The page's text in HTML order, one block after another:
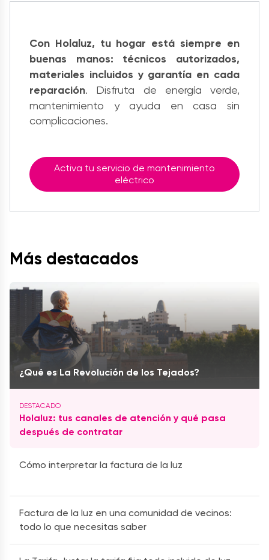
Con Holaluz, tu hogar está siempre en
buenas manos: técnicos autorizados,
materiales incluidos y garantía en cada
reparación. Disfruta de energía verde,
mantenimiento y ayuda en casa sin
complicaciones.
Activa tu servicio de mantenimiento
eléctrico
Más destacados
¿Qué es La Revolución de los Tejados?
Holaluz: tus canales de atención y qué pasa
después de contratar
Cómo interpretar la factura de la luz
Factura de la luz en una comunidad de vecinos:
todo lo que necesitas saber